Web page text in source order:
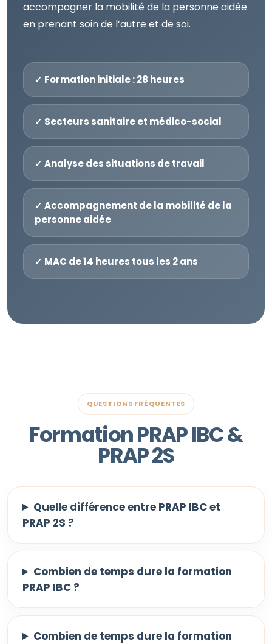
accompagner la mobilité de la personne aidée
en prenant soin de l’autre et de soi.
✓ Formation initiale : 28 heures
✓ Secteurs sanitaire et médico-social
✓ Analyse des situations de travail
✓ Accompagnement de la mobilité de la
personne aidée
✓ MAC de 14 heures tous les 2 ans
QUESTIONS FRÉQUENTES
Formation PRAP IBC &
PRAP 2S
Quelle différence entre PRAP IBC et
PRAP 2S ?
Combien de temps dure la formation
PRAP IBC ?
Combien de temps dure la formation